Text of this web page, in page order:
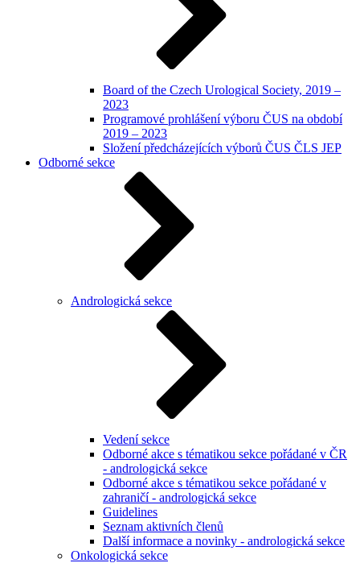
Board of the Czech Urological Society, 2019 –
2023
Programové prohlášení výboru ČUS na období
2019 – 2023
Složení předcházejících výborů ČUS ČLS JEP
Odborné sekce
Andrologická sekce
Vedení sekce
Odborné akce s tématikou sekce pořádané v ČR
- andrologická sekce
Odborné akce s tématikou sekce pořádané v
zahraničí - andrologická sekce
Guidelines
Seznam aktivních členů
Další informace a novinky - andrologická sekce
Onkologická sekce